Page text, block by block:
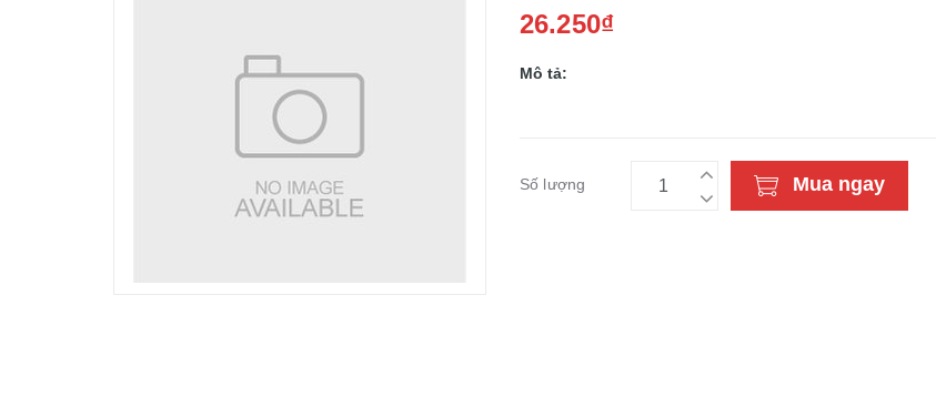
26.250₫
Mô tả:
Số lượng Mua ngay